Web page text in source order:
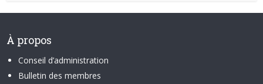
À propos
Conseil d’administration
Bulletin des membres